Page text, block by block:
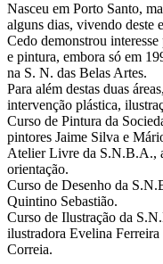
Nasceu em Porto Santo,
alguns dias, vivendo deste
Cedo demonstrou interesse
e pintura, embora só em
na S. N. das Belas Artes.
Para além destas duas
intervenção plástica,
Curso de Pintura da
pintores Jaime Silva e
Atelier Livre da S.N.B.A.,
orientação.
Curso de Desenho da
Quintino Sebastião.
Curso de Ilustração da
ilustradora Evelina
Correia.